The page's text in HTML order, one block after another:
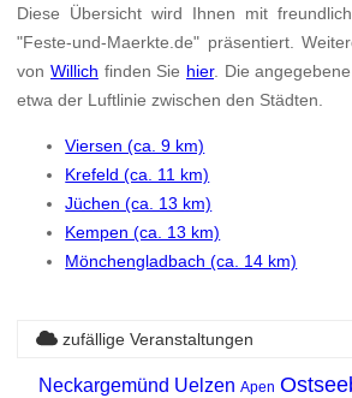
Diese Übersicht wird Ihnen mit
"Feste-und-Maerkte.de" präsentiert.
von Willich finden Sie hier. Die
etwa der Luftlinie zwischen den Städten.
Viersen (ca. 9 km)
Krefeld (ca. 11 km)
Jüchen (ca. 13 km)
Kempen (ca. 13 km)
Mönchengladbach (ca. 14 km)
zufällige Veranstaltungen
Neckargemünd Uelzen Apen